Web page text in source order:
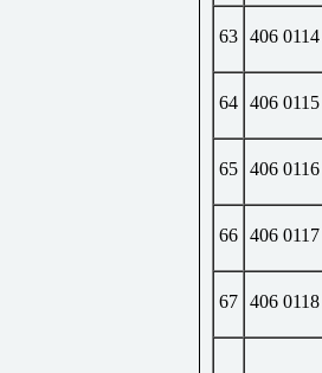
63 406 0114
64 406 0115
65 406 0116
66 406 0117
67 406 0118